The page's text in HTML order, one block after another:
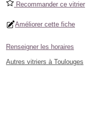
Recommander ce vitrier
Améliorer cette fiche
Renseigner les horaires
Autres vitriers à Toulouges